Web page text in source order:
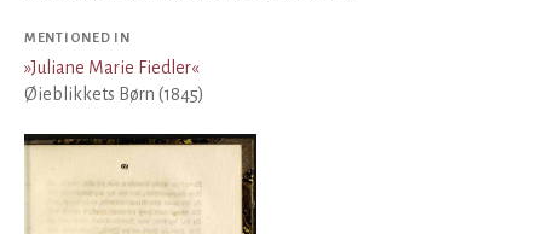
MENTIONED IN
»Juliane Marie Fiedler«
Øieblikkets Børn (1845)